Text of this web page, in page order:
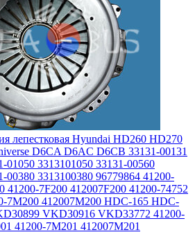
лепестковая Hyundai HD260 HD270
D6CA D6AC D6CB 33131-00131
01050 3313101050 33131-00560
00380 3313100380 96779864 41200-
41200-7F200 412007F200 41200-74752
7M200 412007M200 HDC-165 HDC-
VKD30916 VKD33772 41200-
41200-7M201 412007M201